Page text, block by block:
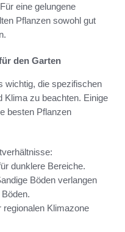
eine gelungene
Pflanzen sowohl gut
den Garten
wichtig, die spezifischen
Klima zu beachten. Einige
besten Pflanzen
dunklere Bereiche.
Böden verlangen
regionalen Klimazone